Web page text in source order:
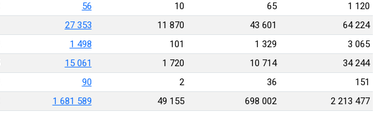
56 10 65
1 120
27 353 11 870 43 601
64 224
1 498 101 1 329
3 065
15 061 1 720 10 714
34 244
90 2 36
151
1 681 589 49 155 698 002
2 213 477